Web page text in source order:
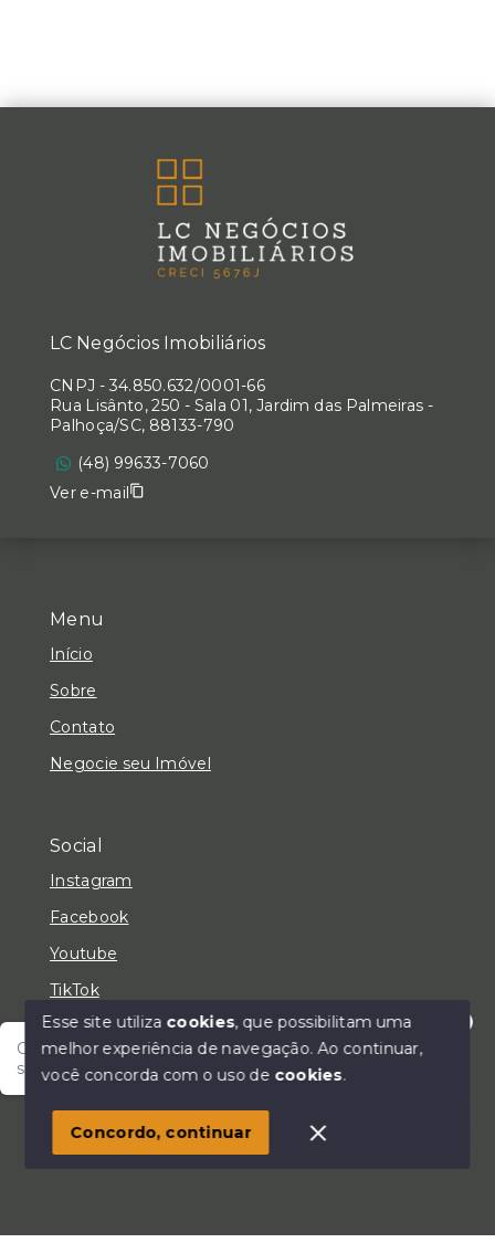
Olá! Fale com um de nossos corretores e encontre
seu lar!
Menu
Início
Sobre
Contato
Negocie seu Imóvel
Social
Instagram
Facebook
Youtube
TikTok
© Copyright 2026 - LC Negócios Imobiliários - Todos
SITE PARA IMOBILIARIA
LC Negócios Imobiliários
CNPJ - 34.850.632/0001-66
Rua Lisânto, 250 - Sala 01, Jardim das Palmeiras -
Palhoça/SC, 88133-790
(48) 99633-7060
Ver e-mail
Esse site utiliza cookies, que possibilitam uma
melhor experiência de navegação.Ao continuar,
você concorda com o uso de cookies.
Concordo, continuar